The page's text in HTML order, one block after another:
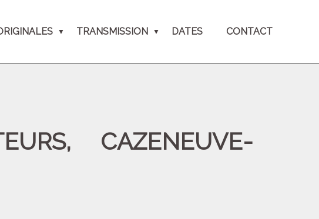
TRANSMISSION DATES CONTACT
CAZENEUVE-